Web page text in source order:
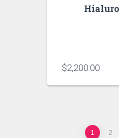
$2,200.00
1 2